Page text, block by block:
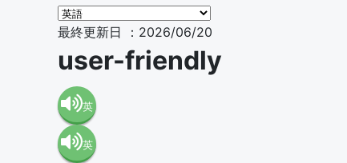
最終更新日 ：2026/06/20
user-friendly
英
語（米
英